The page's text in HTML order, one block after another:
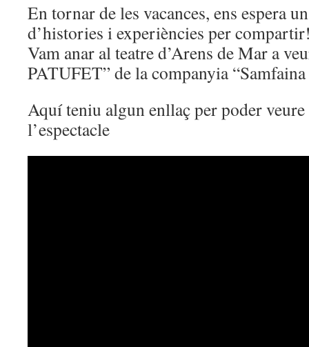
En tornar de les vacances, ens espera
d’histories i experiències per
Vam anar al teatre d’Arens de Mar a
PATUFET” de la companyia
Aquí teniu algun enllaç per poder
l’espectacle